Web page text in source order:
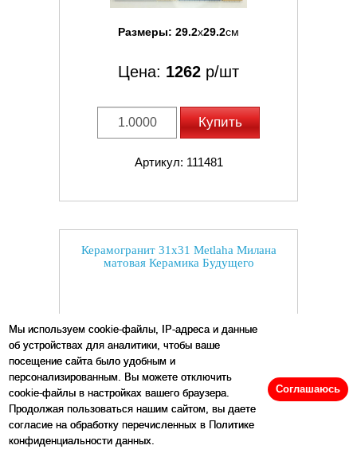
Мы используем cookie-файлы, IP-адреса и данные
об устройствах для аналитики, чтобы ваше
посещение сайта было удобным и
персонализированным. Вы можете отключить
cookie-файлы в настройках вашего браузера.
Продолжая пользоваться нашим сайтом, вы даете
согласие на обработку перечисленных в Политике
конфиденциальности данных.
Соглашаюсь
Размеры: 29.2x29.2см
Цена: 1262 р/шт
Купить
Артикул: 111481
Керамогранит 31x31 Metlaha Милана
матовая Керамика Будущего